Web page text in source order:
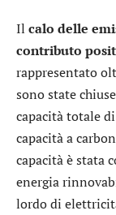
Il calo delle
contributo
rappresentato
sono state
capacità totale
capacità a
capacità è stata
energia
lordo di